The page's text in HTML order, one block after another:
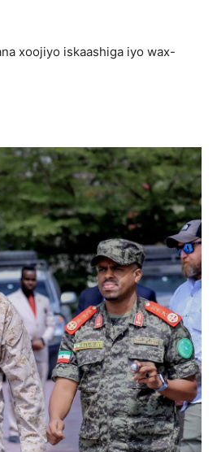
xoojiyo iskaashiga iyo wax-